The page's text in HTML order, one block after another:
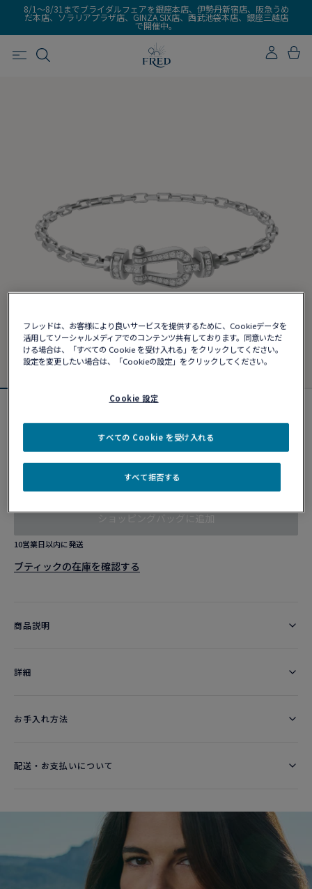
8/1～8/31までブライダルフェアを銀座本店、伊勢丹新宿店、阪急うめ
だ本店、ソラリアプラザ店、GINZA SIX店、西武池袋本店、銀座三越店
で開催中。
フォース10ブレスレット
カスタマイズ
ショッピングバッグに追加
10営業日以内に発送
ブティックの在庫を確認する​
商品説明
詳細​
お手入れ方法
配送・お支払いについて
フレッドは、お客様により良いサービスを提供するために、Cookieデータを
活用してソーシャルメディアでのコンテンツ共有しております。同意いただ
ける場合は、「すべての Cookie を受け入れる」をクリックしてください。
設定を変更したい場合は、「Cookieの設定」をクリックしてください。
Cookie 設定
すべて拒否する
すべての Cookie を受け入れる